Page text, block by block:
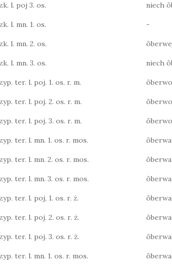
l. poj 3. os. niech
l. mn. 1. os. -
l. mn. 2. os.
l. mn. 3. os. niech
ter. l. poj. 1. os. r. m.
ter. l. poj. 2. os. r. m.
ter. l. poj. 3. os. r. m.
ter. l. mn. 1. os. r. mos.
ter. l. mn. 2. os. r. mos.
ter. l. mn. 3. os. r. mos.
ter. l. poj, 1. os. r. ż.
ter. l. poj. 2. os. r. ż.
ter. l. poj. 3. os. r. ż.
ter. l. mn. 1. os. r. mos.